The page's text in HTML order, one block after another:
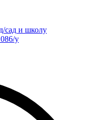
сад и школу
у